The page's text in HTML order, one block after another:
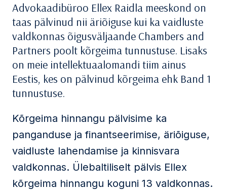
Advokaadibüroo Ellex Raidla meeskond on
taas pälvinud nii äriõiguse kui ka vaidluste
valdkonnas õigusväljaande Chambers and
Partners poolt kõrgeima tunnustuse. Lisaks
on meie intellektuaalomandi tiim ainus
Eestis, kes on pälvinud kõrgeima ehk Band 1
tunnustuse.
Kõrgeima hinnangu pälvisime ka
panganduse ja finantseerimise, äriõiguse,
vaidluste lahendamise ja kinnisvara
valdkonnas. Ülebaltiliselt pälvis Ellex
kõrgeima hinnangu koguni 13 valdkonnas.